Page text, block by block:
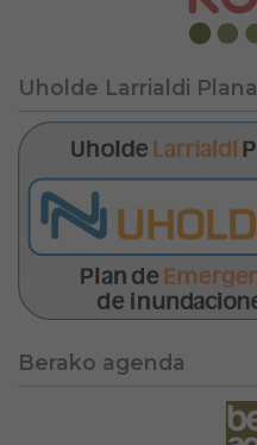
Uholde Larrialdi Plana
Berako agenda